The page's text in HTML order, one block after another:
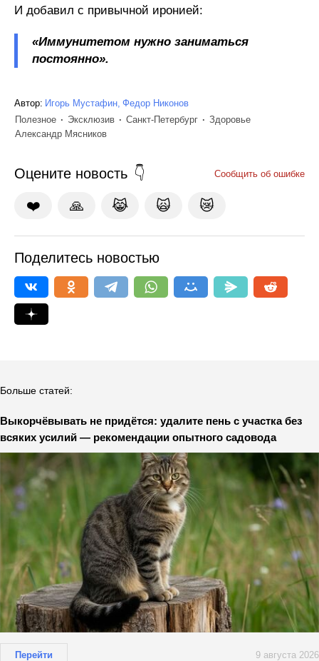
И добавил с привычной иронией:
«Иммунитетом нужно заниматься
постоянно».
Автор: Игорь Мустафин Федор Никонов
Полезное
Эксклюзив Санкт-Петербург
Здоровье
Александр Мясников
Оцените новость Сообщить об ошибке
❤️ 🙏 😹 🙀 😿
Поделитесь новостью
Больше статей:
Выкорчёвывать не придётся: удалите пень с участка без
всяких усилий — рекомендации опытного садовода
Перейти 9 августа 2026